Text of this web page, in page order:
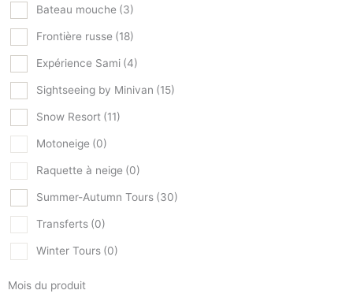
Bateau mouche (3)
Frontière russe (18)
Expérience Sami (4)
Sightseeing by Minivan (15)
Snow Resort (11)
Motoneige (0)
Raquette à neige (0)
Summer-Autumn Tours (30)
Transferts (0)
Winter Tours (0)
Mois du produit